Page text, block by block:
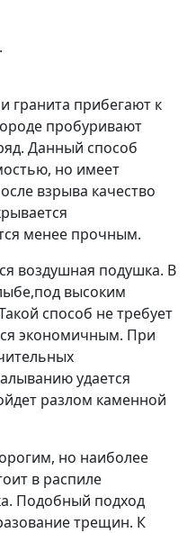
гранита прибегают к
пробуривают
Данный способ
но имеет
взрыва качество
менее прочным.
воздушная подушка. В
высоким
способ не требует
экономичным. При
удается
разлом каменной
но наиболее
в распиле
Подобный подход
трещин. К